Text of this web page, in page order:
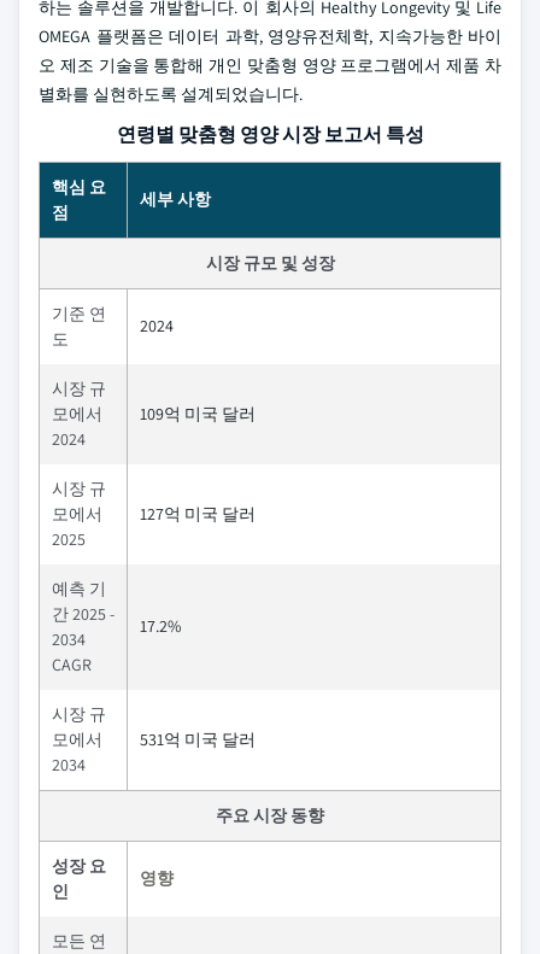
하는 솔루션을 개발합니다. 이 회사의 Healthy Longevity 및 Life
OMEGA 플랫폼은 데이터 과학, 영양유전체학, 지속가능한 바이
오 제조 기술을 통합해 개인 맞춤형 영양 프로그램에서 제품 차
별화를 실현하도록 설계되었습니다.
연령별 맞춤형 영양 시장 보고서 특성
핵심 요
점
세부 사항
시장 규모 및 성장
기준 연
도
2024
시장 규
모에서
2024
109억 미국 달러
시장 규
모에서
2025
127억 미국 달러
예측 기
간 2025 -
2034
CAGR
17.2%
시장 규
모에서
2034
531억 미국 달러
주요 시장 동향
성장 요
인
영향
모든 연